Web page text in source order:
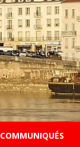
COMMUNIQUÉS